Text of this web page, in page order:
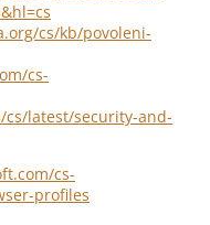
cs/kb/povoleni-
cs-
latest/security-and-
cs-
profiles